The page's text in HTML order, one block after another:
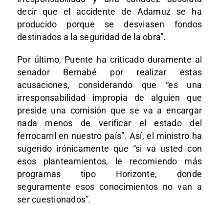
decir que el accidente de Adamuz se ha
producido porque se desviasen fondos
destinados a la seguridad de la obra”.
Por último, Puente ha criticado duramente al
senador Bernabé por realizar estas
acusaciones, considerando que “es una
irresponsabilidad impropia de alguien que
preside una comisión que se va a encargar
nada menos de verificar el estado del
ferrocarril en nuestro país”. Así, el ministro ha
sugerido irónicamente que “si va usted con
esos planteamientos, le recomiendo más
programas tipo Horizonte, donde
seguramente esos conocimientos no van a
ser cuestionados”.